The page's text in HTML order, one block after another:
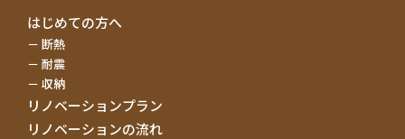
はじめての方へ
断熱
耐震
収納
リノベーションプラン
リノベーションの流れ